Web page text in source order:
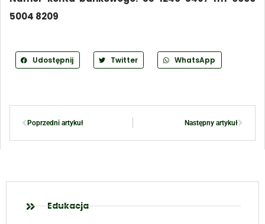
5004 8209
Udostępnij Twitter WhatsApp
Poprzedni artykuł Następny artykuł
Edukacja